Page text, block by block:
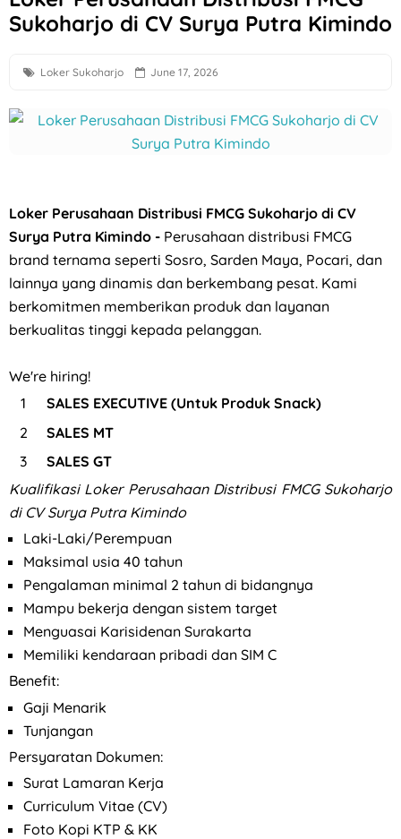
Loker Semarang Terbaru di Sego Pecel PePe
Loker Agustus 2026 di Astra Daihatsu Klaten & Solo
Loker Solo Bulan Agustus 2026 di Kosi Kost
Loker Pabrik Pipa PVC Sukoharjo di PT Damai Global
Lowongan Kerja 10 Posisi di Candi Elektronik Sukoharjo
Loker Pecel Pepe Semarang Posisi Crew Outlet
Loker Sukoharjo 5 Posisi CV Tiga Likuid Plastindo & PT
Loker QC, PPIC, Operator Flexo di PT Quark Quality Pack
Sukoharjo di CV Surya Putra Kimindo
Loker Sukoharjo June 17, 2026
Loker Perusahaan Distribusi FMCG Sukoharjo di CV
Surya Putra Kimindo - Perusahaan distribusi FMCG
brand ternama seperti Sosro, Sarden Maya, Pocari, dan
lainnya yang dinamis dan berkembang pesat. Kami
berkomitmen memberikan produk dan layanan
berkualitas tinggi kepada pelanggan.
We're hiring!
SALES EXECUTIVE (Untuk Produk Snack)
SALES MT
SALES GT
Kualifikasi Loker Perusahaan Distribusi FMCG Sukoharjo
di CV Surya Putra Kimindo
Laki-Laki/Perempuan
Maksimal usia 40 tahun
Pengalaman minimal 2 tahun di bidangnya
Mampu bekerja dengan sistem target
Menguasai Karisidenan Surakarta
Memiliki kendaraan pribadi dan SIM C
Benefit:
Gaji Menarik
Tunjangan
Persyaratan Dokumen:
Surat Lamaran Kerja
Curriculum Vitae (CV)
Foto Kopi KTP & KK